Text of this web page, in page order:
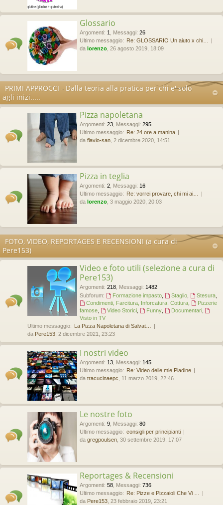
Glossario
Argomenti: 1 Messaggi: 26
Ultimo messaggio:
Re: GLOSSARIO Un aiuto x chi…
da lorenzo , 26 agosto 2019, 18:09
PRIMI APPROCCI - Dalla teoria alla pratica per chi e' solo
agli inizi.....
Pizza napoletana
Argomenti: 23 Messaggi: 295
Ultimo messaggio:
Re: 24 ore a manina
da flavio-san , 2 dicembre 2020, 14:51
Pizza in teglia
Argomenti: 2 Messaggi: 16
Ultimo messaggio:
Re: vorrei provare, chi mi ai…
da lorenzo , 3 maggio 2020, 20:03
FOTO, VIDEO, REPORTAGES E RECENSIONI (a cura di
Pere153)
Video e foto utili (selezione a cura di
Pere153)
Argomenti: 218 Messaggi: 1482
Subforum:
Formazione impasto, Staglio, Stesura,
Condimenti, Farcitura, Inforcatura, Cottura,
Pizzerie
famose
Video Storici, Funny, Documentari,
Visto in TV
Ultimo messaggio:
La Pizza Napoletana di Salvat…
da Pere153 , 2 dicembre 2021, 23:23
I nostri video
Argomenti: 13 Messaggi: 145
Ultimo messaggio:
Re: Video delle mie Piadine
da tracucinaepc , 11 marzo 2019, 22:46
Le nostre foto
Argomenti: 9 Messaggi: 80
Ultimo messaggio: consigli per principianti
da gregpoulsen , 30 settembre 2019, 17:07
Reportages & Recensioni
Argomenti: 58 Messaggi: 736
Ultimo messaggio:
Re: Pizze e Pizzaioli Che Vi …
da Pere153 , 23 febbraio 2019, 23:21